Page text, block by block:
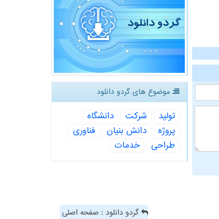
موضوع های گردو دانلود
تولید شركت
دانشگاه
پروژه
دانش بنیان
فناوری
طراحی
خدمات
گردو دانلود : صفحه اصلی